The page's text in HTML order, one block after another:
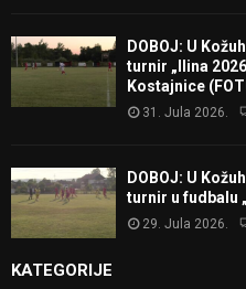
DOBOJ: U
turnir „Ilina
Kostajnice
31. Jula 2026.
DOBOJ: U
turnir u fudbalu
29. Jula 2026.
KATEGORIJE